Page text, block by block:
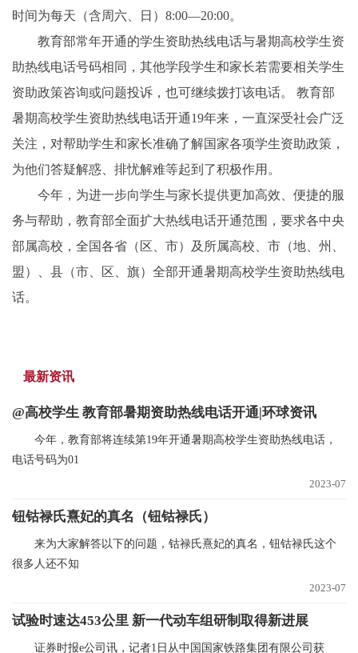
时间为每天（含周六、日）8:00—20:00。
教育部常年开通的学生资助热线电话与暑期高校学生资
助热线电话号码相同，其他学段学生和家长若需要相关学生
资助政策咨询或问题投诉，也可继续拨打该电话。 教育部
暑期高校学生资助热线电话开通19年来，一直深受社会广泛
关注，对帮助学生和家长准确了解国家各项学生资助政策，
为他们答疑解惑、排忧解难等起到了积极作用。
今年，为进一步向学生与家长提供更加高效、便捷的服
务与帮助，教育部全面扩大热线电话开通范围，要求各中央
部属高校，全国各省（区、市）及所属高校、市（地、州、
盟）、县（市、区、旗）全部开通暑期高校学生资助热线电
话。
最新资讯
@高校学生 教育部暑期资助热线电话开通|环球资讯
今年，教育部将连续第19年开通暑期高校学生资助热线电话，
电话号码为01
2023-07
钮钴禄氏熹妃的真名（钮钴禄氏）
来为大家解答以下的问题，钴禄氏熹妃的真名，钮钴禄氏这个
很多人还不知
2023-07
试验时速达453公里 新一代动车组研制取得新进展
证券时报e公司讯，记者1日从中国国家铁路集团有限公司获